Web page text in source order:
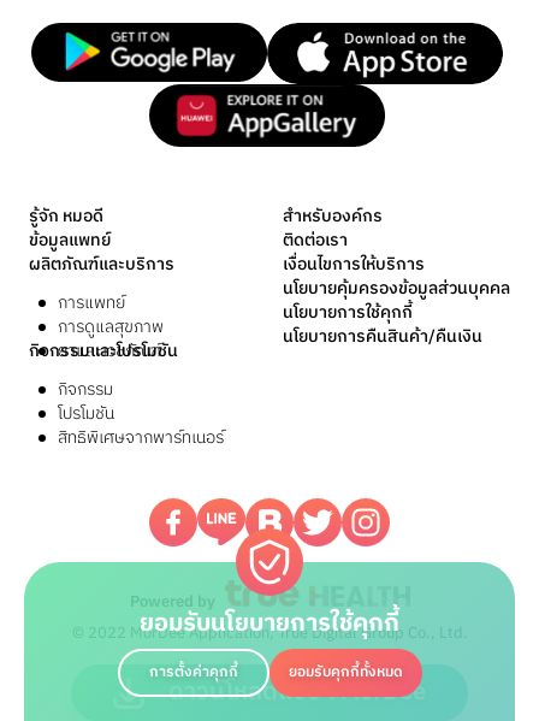
ดาวน์โหลดแอปฯ MorDee
ยอมรับนโยบายการใช้คุกกี้
การตั้งค่าคุกกี้ ยอมรับคุกกี้ทั้งหมด
รู้จัก หมอดี
ข้อมูลแพทย์
ผลิตภัณฑ์และบริการ
การแพทย์
การดูแลสุขภาพ
ยาและเวชภัณฑ์
กิจกรรมและโปรโมชัน
กิจกรรม
โปรโมชัน
สิทธิพิเศษจากพาร์ทเนอร์
สำหรับองค์กร
ติดต่อเรา
เงื่อนไขการให้บริการ
นโยบายคุ้มครองข้อมูลส่วนบุคคล
นโยบายการใช้คุกกี้
นโยบายการคืนสินค้า/คืนเงิน
Powered by
© 2022 MorDee Application, True Digital Group Co., Ltd.